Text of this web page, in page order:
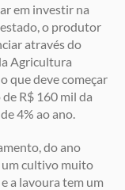
em investir na
o produtor
através do
Agricultura
que deve começar
R$ 160 mil da
4% ao ano.
do ano
um cultivo muito
a lavoura tem um